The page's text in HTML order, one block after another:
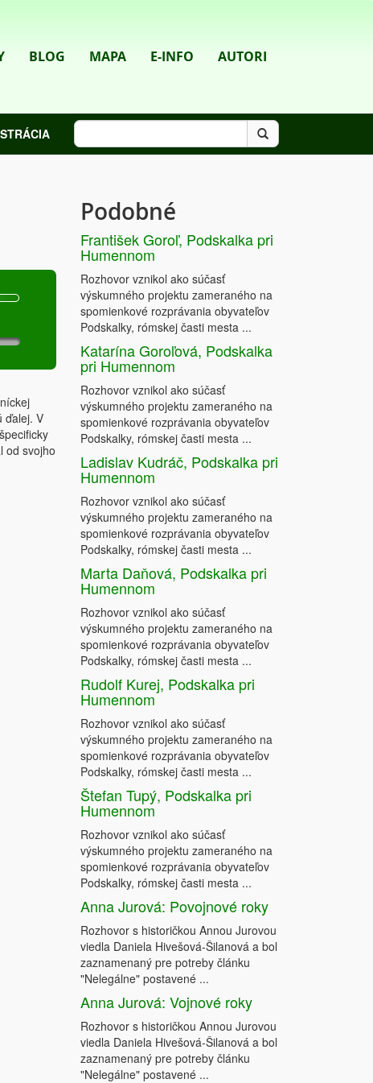
BLOG MAPA E-INFO AUTORI
ďalej. V
od svojho
Podobné
František Goroľ, Podskalka pri
Humennom
Rozhovor vznikol ako súčasť
výskumného projektu zameraného na
spomienkové rozprávania obyvateľov
Podskalky, rómskej časti mesta ...
Katarína Goroľová, Podskalka
pri Humennom
Rozhovor vznikol ako súčasť
výskumného projektu zameraného na
spomienkové rozprávania obyvateľov
Podskalky, rómskej časti mesta ...
Ladislav Kudráč, Podskalka pri
Humennom
Rozhovor vznikol ako súčasť
výskumného projektu zameraného na
spomienkové rozprávania obyvateľov
Podskalky, rómskej časti mesta ...
Marta Daňová, Podskalka pri
Humennom
Rozhovor vznikol ako súčasť
výskumného projektu zameraného na
spomienkové rozprávania obyvateľov
Podskalky, rómskej časti mesta ...
Rudolf Kurej, Podskalka pri
Humennom
Rozhovor vznikol ako súčasť
výskumného projektu zameraného na
spomienkové rozprávania obyvateľov
Podskalky, rómskej časti mesta ...
Štefan Tupý, Podskalka pri
Humennom
Rozhovor vznikol ako súčasť
výskumného projektu zameraného na
spomienkové rozprávania obyvateľov
Podskalky, rómskej časti mesta ...
Anna Jurová: Povojnové roky
Rozhovor s historičkou Annou Jurovou
viedla Daniela Hivešová-Šilanová a bol
zaznamenaný pre potreby článku
"Nelegálne" postavené ...
Anna Jurová: Vojnové roky
Rozhovor s historičkou Annou Jurovou
viedla Daniela Hivešová-Šilanová a bol
zaznamenaný pre potreby článku
"Nelegálne" postavené ...